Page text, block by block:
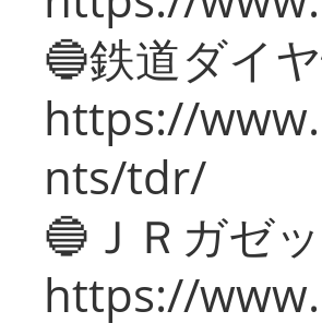
🔵鉄道ダイ
https://
nts/tdr/
🔵ＪＲガゼ
https://